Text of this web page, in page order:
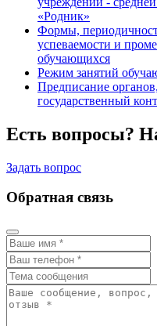
«Родник»
Формы,
успеваемости и
обучающихся
Режим занятий
Предписание
государственный
Есть вопросы?
Задать вопрос
Обратная связь